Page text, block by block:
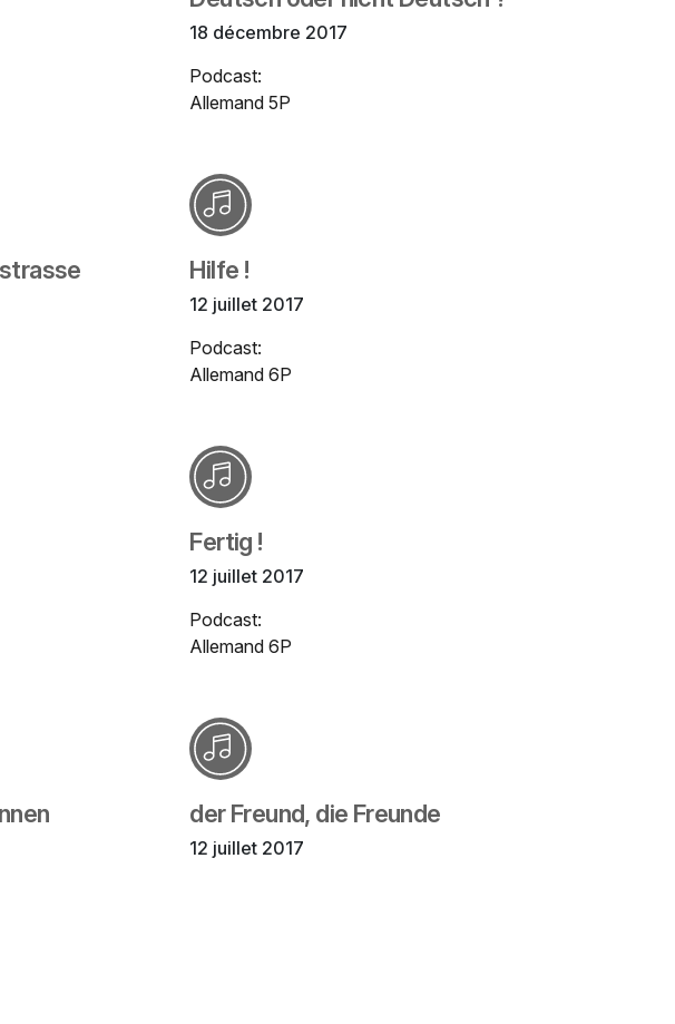
18 décembre 2017
Podcast:
Allemand 5P
Hilfe !
12 juillet 2017
Podcast:
Allemand 6P
Fertig !
12 juillet 2017
Podcast:
Allemand 6P
der Freund, die Freunde
12 juillet 2017